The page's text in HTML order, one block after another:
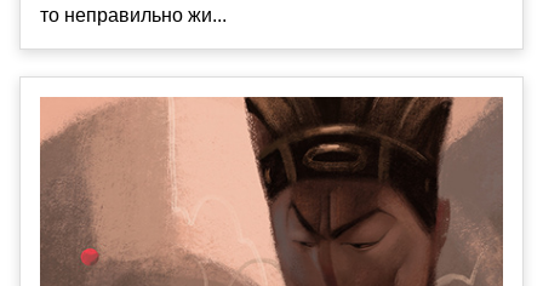
то неправильно жи...